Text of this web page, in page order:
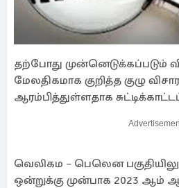
தற்போது முன்னெடுக்கப்படும்
மேலதிகமாக குறித்த குழு
ஆரம்பித்துள்ளதாக
வெலிகம – பெலென
ஒன்றுக்கு முன்பாக 2023 ஆம்